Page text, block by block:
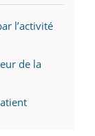
l’activité
de la